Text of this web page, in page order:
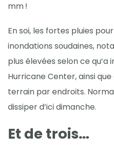
mm !
En soi, les fortes pluies
inondations soudaines,
plus élevées selon ce qu’a
Hurricane Center, ainsi
terrain par endroits.
dissiper d’ici dimanche.
Et de trois…